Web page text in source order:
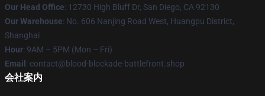
Our Head Office: 12730 High Bluff Dr, San Diego, CA 92130
Our Warehouse: No. 606 Nanjing Road West, Huangpu District,
Shanghai
Hour: 9AM – 5PM (Mon – Fri)
Email : contact@blood-blockade-battlefront.shop
会社案内